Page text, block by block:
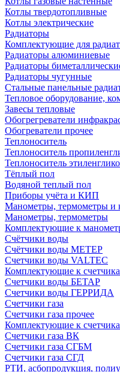
Котлы твердотопливные
Котлы электрические
Радиаторы
Комплектующие для
Радиаторы алюминиевые
Радиаторы
Радиаторы чугунные
Стальные панельные
Тепловое оборудование,
Завесы тепловые
Обогрегреватели
Обогреватели прочее
Теплоноситель
Теплоноситель
Теплоноситель
Тёплый пол
Водяной теплый пол
Приборы учёта и КИП
Манометры, термометры и
Манометры, термометры
Комплектующие к
Счётчики воды
Счётчики воды МЕТЕР
Счетчики воды VALTEC
Комплектующие к
Счетчики воды БЕТАР
Счетчики воды ГЕРРИДА
Счетчики газа
Счетчики газа прочее
Комплектующие к
Счетчики газа ВК
Счетчики газа СГБМ
Счетчики газа СГД
РТИ, асбопродукция,